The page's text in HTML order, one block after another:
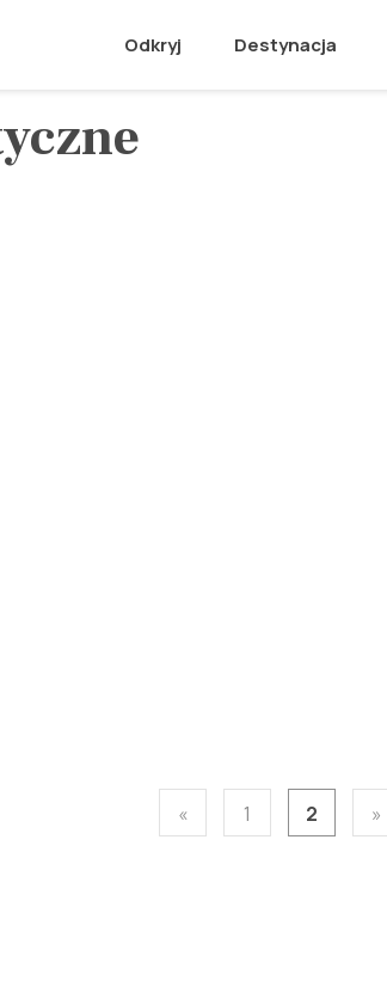
Odkryj Destynacja
« 1 2 »